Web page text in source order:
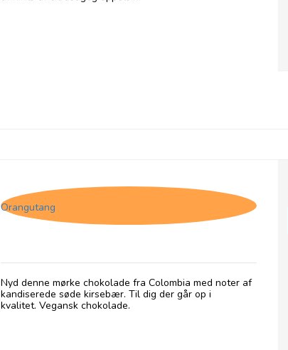
Orangutang
Nyd denne mørke chokolade fra Colombia med noter af
kandiserede søde kirsebær. Til dig der går op i
kvalitet. Vegansk chokolade.